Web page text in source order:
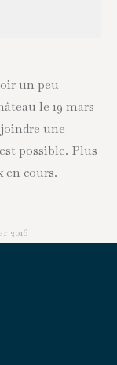
un peu
le 19 mars
une
possible. Plus
en cours.
2016